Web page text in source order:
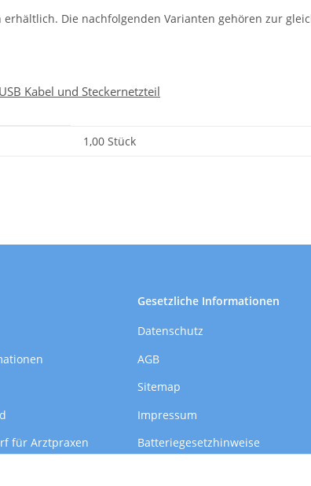
Die nachfolgenden Varianten gehören zur
Kabel und Steckernetzteil
1,00 Stück
für Arztpraxen
Gesetzliche Informationen
Datenschutz
AGB
Sitemap
Impressum
Batteriegesetzhinweise